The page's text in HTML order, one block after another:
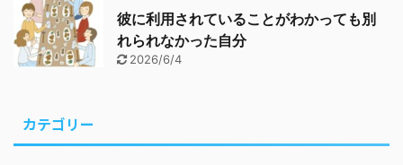
彼に利用されていることがわかっても別
れられなかった自分
2026/6/4
カテゴリー